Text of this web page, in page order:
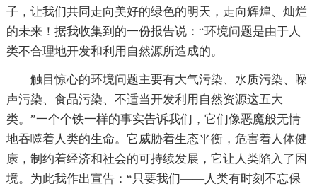
子，让我们共同走向美好的绿色的明天，走向辉煌、灿烂
的未来！据我收集到的一份报告说：“环境问题是由于人
类不合理地开发和利用自然源所造成的。
触目惊心的环境问题主要有大气污染、水质污染、噪
声污染、食品污染、不适当开发利用自然资源这五大
类。”一个个铁一样的事实告诉我们，它们像恶魔般无情
地吞噬着人类的生命。它威胁着生态平衡，危害着人体健
康，制约着经济和社会的可持续发展，它让人类陷入了困
境。为此我作出宣告：“只要我们——人类有时刻不忘保